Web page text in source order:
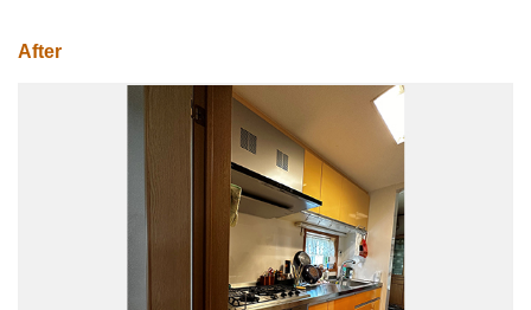
After